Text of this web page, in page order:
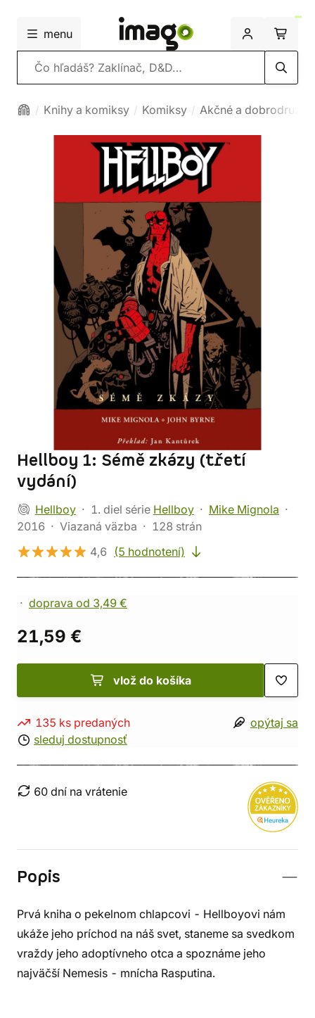
menu
Vyhľadávanie
Knihy a komiksy Komiksy Akčné a dobrodružné
Hellboy 1: Sémě zkázy (třetí
vydání)
Hellboy 1. diel série Hellboy
Mike Mignola
2016
Viazaná väzba
128 strán
4,6
(5 hodnotení)
doprava od 3,49 €
21,59 €
vlož do košíka
135 ks predaných
sleduj dostupnosť
opýtaj sa
60 dní na vrátenie
Popis
Prvá kniha o pekelnom chlapcovi - Hellboyovi nám
ukáže jeho príchod na náš svet, staneme sa svedkom
vraždy jeho adoptívneho otca a spoznáme jeho
najväčší Nemesis - mnícha Rasputina.